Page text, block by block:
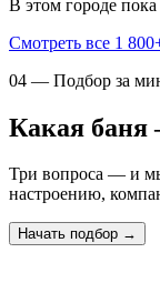
В этом городе пока
Смотреть все 1
04 — Подбор за
Какая баня
Три вопроса — и
настроению,
Начать подбор →